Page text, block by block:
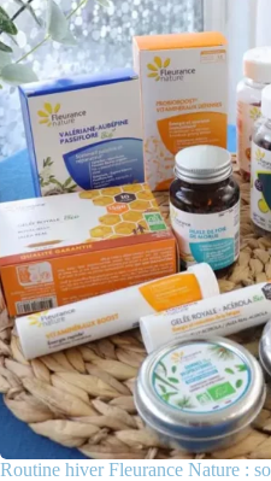
Routine hiver Fleurance Nature :